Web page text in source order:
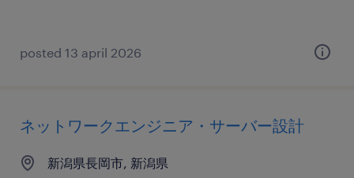
posted 13 april 2026
ネットワークエンジニア・サーバー設計
新潟県長岡市, 新潟県